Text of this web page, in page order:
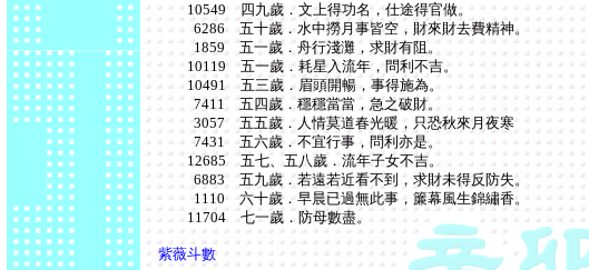
10549 四九歲．文上得功名，仕途得官做。
6286 五十歲．水中撈月事皆空，財來財去費精神。
1859 五一歲．舟行淺灘，求財有阻。
10119 五一歲．耗星入流年，問利不吉。
10491 五三歲．眉頭開暢，事得施為。
7411 五四歲．穩穩當當，急之破財。
3057 五五歲．人情莫道春光暖，只恐秋來月夜寒
7431 五六歲．不宜行事，問利亦是。
12685 五七、五八歲．流年子女不吉。
6883 五九歲．若遠若近看不到，求財未得反防失。
1110 六十歲．早晨已過無此事，簾幕風生錦繡香。
11704 七一歲．防母數盡。
紫薇斗數